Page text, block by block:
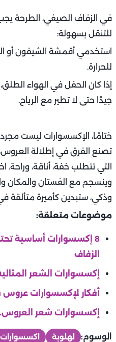
في الزفاف الصيفي، الطرحة
للتنقل بسهولة:
استخدمي أقمشة الشيفون أو
للحرارة.
إذا كان الحفل في الهواء
جيدًا حتى لا تطير مع الرياح.
ختامًا، الإكسسوارات ليست
تصنع الفرق في إطلالة
التي تتطلب خفة، أناقة، وراحة.
وينسجم مع الفستان
وذكي، ستبدين كأميرة متألقة
موضوعات متعلقة:
8 إكسسوارات أساسية
الزفاف
إكسسوارات الشعر
أفكار لإكسسوارات
إكسسوارات شعر
الوسوم: لهلوبة